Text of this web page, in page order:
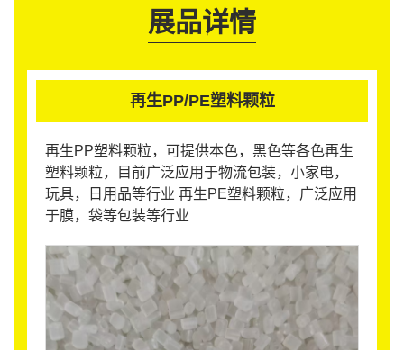
展品详情
再生PP/PE塑料颗粒
再生PP塑料颗粒，可提供本色，黑色等各色再生
塑料颗粒，目前广泛应用于物流包装，小家电，
玩具，日用品等行业 再生PE塑料颗粒，广泛应用
于膜，袋等包装等行业